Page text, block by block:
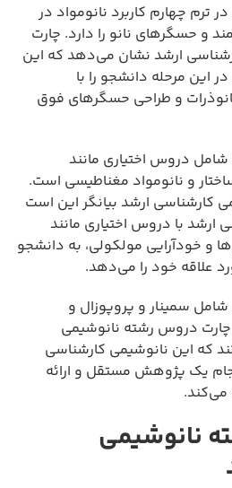
ترم چهارم کاربرد نانومواد در
و حسگرهای نانو را دارد. چارت
ارشد نشان می‌دهد که این
این مرحله دانشجو را با
و طراحی حسگرهای فوق
دروس اختیاری مانند
و نانومواد مغناطیسی است.
کارشناسی ارشد بیانگر این است
ارشد با دروس اختیاری مانند
خودآرایی مولکولی، به دانشجو
علاقه خود را می‌دهد.
سمینار و پروپوزال و
چارت دروس رشته نانوشیمی
که این نانوشیمی کارشناسی
یک پژوهش مستقل و ارائه
می‌کند.
نانوشیمی